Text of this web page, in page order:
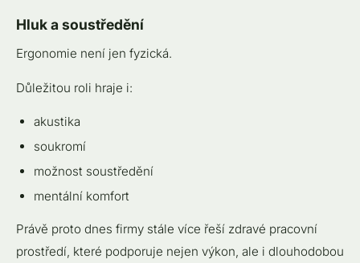
Hluk a soustředění
Ergonomie není jen fyzická.
Důležitou roli hraje i:
akustika
soukromí
možnost soustředění
mentální komfort
Právě proto dnes firmy stále více řeší zdravé pracovní
prostředí, které podporuje nejen výkon, ale i dlouhodobou